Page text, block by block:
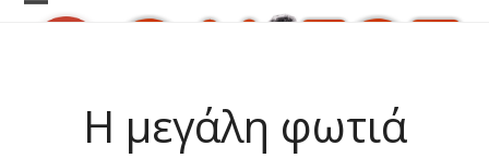
Skip
Open
Close
Η μεγάλη φωτιά